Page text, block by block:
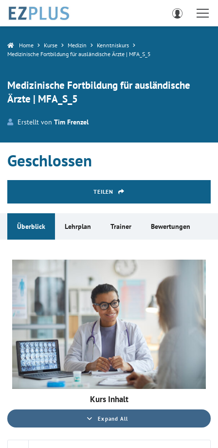
Home Kurse Medizin
Kenntniskurs
Medizinische Fortbildung für ausländische Ärzte | MFA_S_5
Medizinische Fortbildung für ausländische
Ärzte | MFA_S_5
Erstellt von Tim Frenzel
Geschlossen
TEILEN
Überblick Lehrplan Trainer Bewertungen
Kurs Inhalt
Expand All